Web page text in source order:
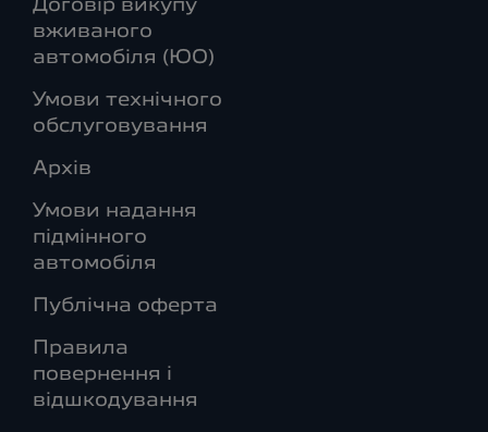
Договір викупу
вживаного
автомобіля (ЮО)
Умови технічного
обслуговування
Архів
Умови надання
підмінного
автомобіля
Публічна оферта
Правила
повернення і
відшкодування